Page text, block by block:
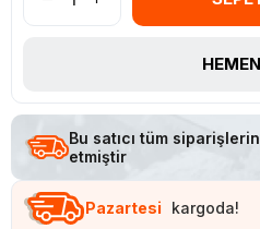
Bu satıcı tüm
etmiştir
Pazartesi kargoda!